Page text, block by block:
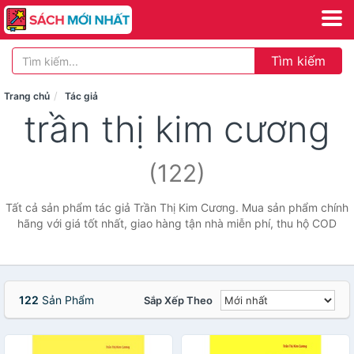
Tìm kiếm
Trang chủ Tác giả
trần thị kim cương
(122)
Tất cả sản phẩm tác giả Trần Thị Kim Cương. Mua sản phẩm chính
hãng với giá tốt nhất, giao hàng tận nhà miễn phí, thu hộ COD
122 Sản Phẩm Sắp Xếp Theo